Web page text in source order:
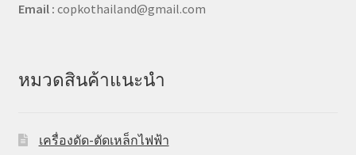
Email : copkothailand@gmail.com
หมวดสินค้าแนะนำ
เครื่องดัด-ตัดเหล็กไฟฟ้า